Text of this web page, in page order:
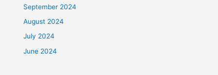
September 2024
August 2024
July 2024
June 2024